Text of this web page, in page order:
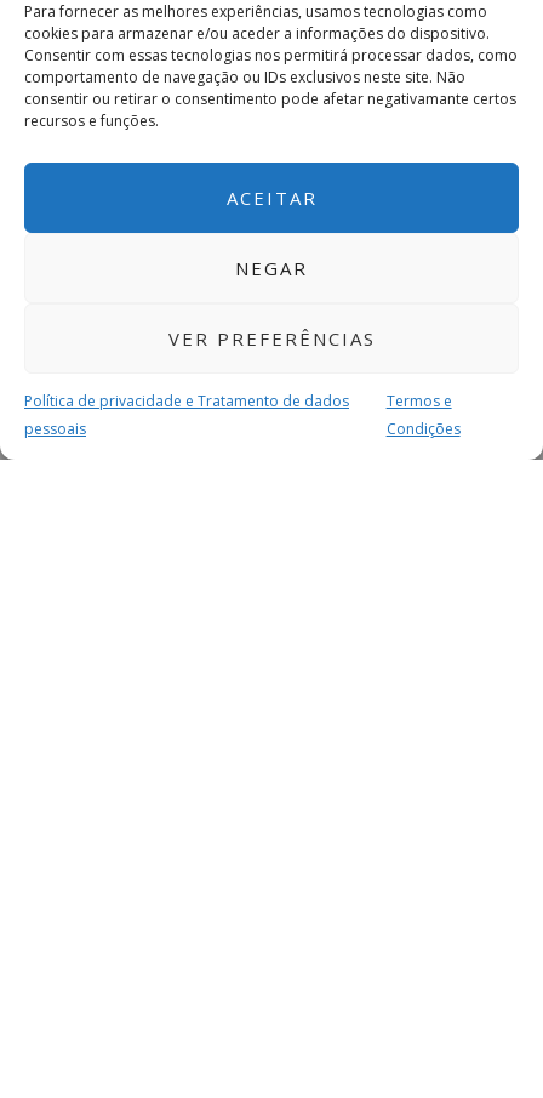
Para fornecer as melhores experiências, usamos tecnologias como
cookies para armazenar e/ou aceder a informações do dispositivo.
Consentir com essas tecnologias nos permitirá processar dados, como
comportamento de navegação ou IDs exclusivos neste site. Não
consentir ou retirar o consentimento pode afetar negativamante certos
recursos e funções.
ACEITAR
NEGAR
VER PREFERÊNCIAS
Política de privacidade e Tratamento de dados
pessoais
Termos e
Condições